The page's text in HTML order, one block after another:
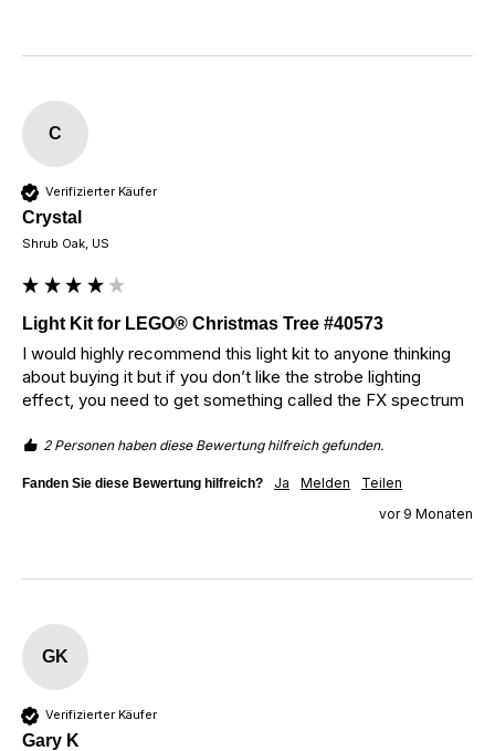
C
Verifizierter Käufer
Crystal
Shrub Oak, US
Light Kit for LEGO® Christmas Tree #40573
I would highly recommend this light kit to anyone thinking
about buying it but if you don’t like the strobe lighting
effect, you need to get something called the FX spectrum
2 Personen haben diese Bewertung hilfreich gefunden.
Fanden Sie diese Bewertung hilfreich? Ja Melden
Teilen
vor 9 Monaten
GK
Verifizierter Käufer
Gary K